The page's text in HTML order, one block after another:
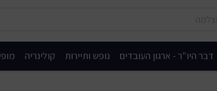
נופש ותיירות קולינריה דבר היו"ר - ארגון העובדים